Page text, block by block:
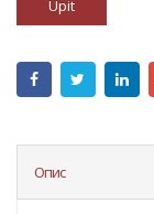
Upit
Опис